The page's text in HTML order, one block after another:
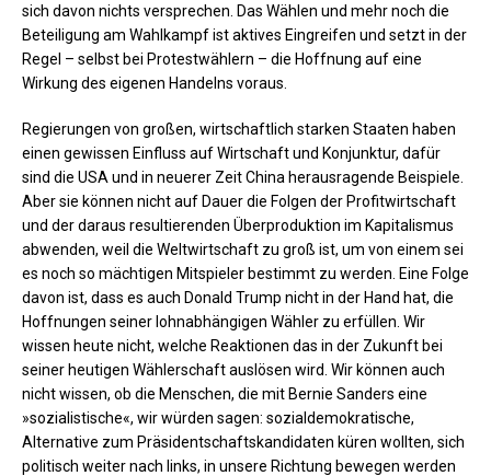
sich davon nichts versprechen. Das Wählen und mehr noch die
Beteiligung am Wahlkampf ist aktives Eingreifen und setzt in der
Regel – selbst bei Protestwählern – die Hoffnung auf eine
Wirkung des eigenen Handelns voraus.
Regierungen von großen, wirtschaftlich starken Staaten haben
einen gewissen Einfluss auf Wirtschaft und Konjunktur, dafür
sind die USA und in neuerer Zeit China herausragende Beispiele.
Aber sie können nicht auf Dauer die Folgen der Profitwirtschaft
und der daraus resultierenden Überproduktion im Kapitalismus
abwenden, weil die Weltwirtschaft zu groß ist, um von einem sei
es noch so mächtigen Mitspieler bestimmt zu werden. Eine Folge
davon ist, dass es auch Donald Trump nicht in der Hand hat, die
Hoffnungen seiner lohnabhängigen Wähler zu erfüllen. Wir
wissen heute nicht, welche Reaktionen das in der Zukunft bei
seiner heutigen Wählerschaft auslösen wird. Wir können auch
nicht wissen, ob die Menschen, die mit Bernie Sanders eine
»sozialistische«, wir würden sagen: sozialdemokratische,
Alternative zum Präsidentschaftskandidaten küren wollten, sich
politisch weiter nach links, in unsere Richtung bewegen werden